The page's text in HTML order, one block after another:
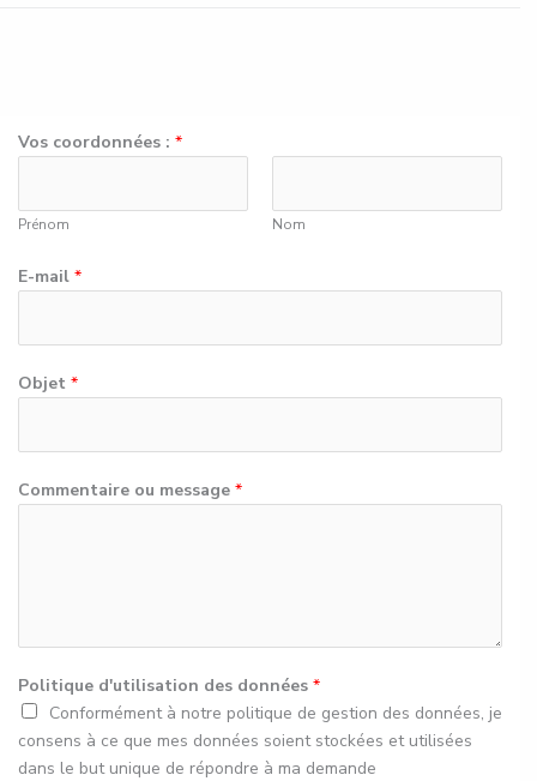
Vos coordonnées : *
Prénom Nom
E-mail *
Objet *
Commentaire ou message *
Politique d'utilisation des données *
Conformément à notre politique de gestion des données, je
consens à ce que mes données soient stockées et utilisées
dans le but unique de répondre à ma demande